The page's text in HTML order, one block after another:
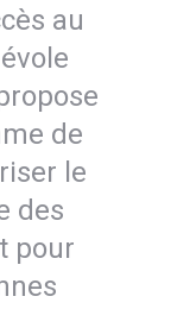
au
de
le
des
pour